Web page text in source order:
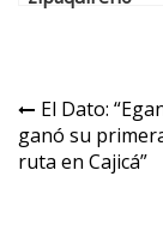
maglia rosa en
el Giro de Italia
El Dato:
ganó su
ruta en Cajicá”